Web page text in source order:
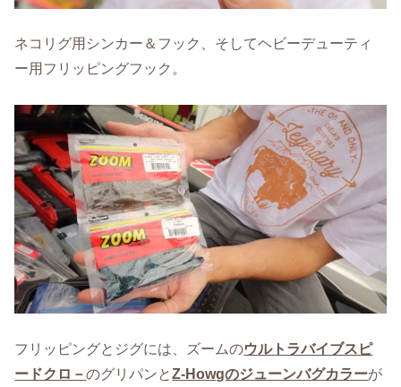
ネコリグ用シンカー＆フック、そしてヘビーデューティ
ー用フリッピングフック。
フリッピングとジグには、ズームのウルトラバイブスピ
ードクロ－のグリパンとZ-Howgのジューンバグカラーが